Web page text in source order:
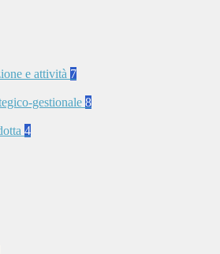
e attività 7
gestionale 8
4